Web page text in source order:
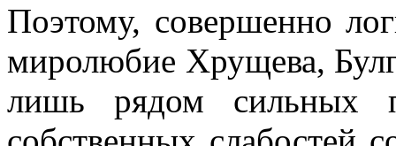
Поэтому, совершенно
миролюбие Хру­щева,
лишь рядом сильных